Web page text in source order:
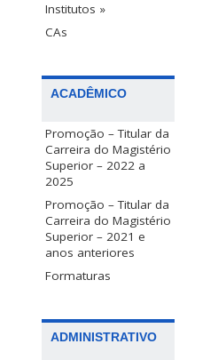
Institutos »
CAs
ACADÊMICO
Promoção – Titular da
Carreira do Magistério
Superior – 2022 a
2025
Promoção – Titular da
Carreira do Magistério
Superior – 2021 e
anos anteriores
Formaturas
ADMINISTRATIVO